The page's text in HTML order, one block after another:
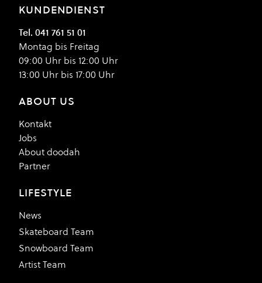
KUNDENDIENST
Tel. 041 761 51 01
Montag bis Freitag
09:00 Uhr bis 12:00 Uhr
13:00 Uhr bis 17:00 Uhr
ABOUT US
Kontakt
Jobs
About doodah
Partner
LIFESTYLE
News
Skateboard Team
Snowboard Team
Artist Team